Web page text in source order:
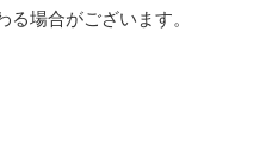
場合がございます。